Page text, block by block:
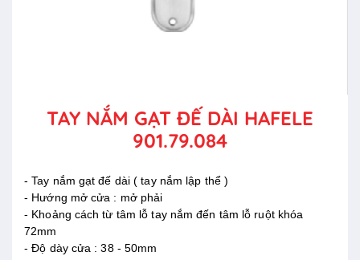
TAY NẮM GẠT ĐẾ DÀI HAFELE
901.79.084
- Tay nắm gạt đế dài ( tay nắm lập thể )
- Hướng mở cửa : mở phải
- Khoảng cách từ tâm lỗ tay nắm đến tâm lỗ ruột khóa
72mm
- Độ dày cửa : 38 - 50mm